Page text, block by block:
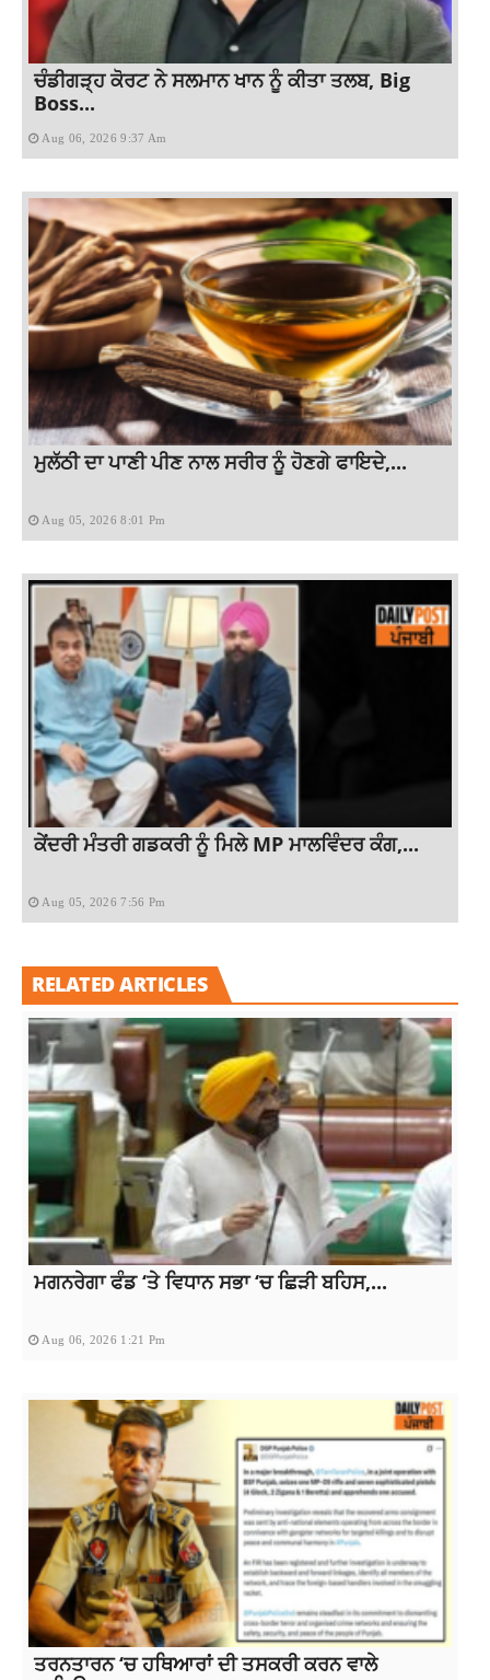
ਚੰਡੀਗੜ੍ਹ ਕੋਰਟ ਨੇ ਸਲਮਾਨ ਖਾਨ ਨੂੰ ਕੀਤਾ ਤਲਬ, Big
Boss...
Aug 06, 2026 9:37 Am
ਮੁਲੱਠੀ ਦਾ ਪਾਣੀ ਪੀਣ ਨਾਲ ਸਰੀਰ ਨੂੰ ਹੋਣਗੇ ਫਾਇਦੇ,...
Aug 05, 2026 8:01 Pm
ਕੇਂਦਰੀ ਮੰਤਰੀ ਗਡਕਰੀ ਨੂੰ ਮਿਲੇ MP ਮਾਲਵਿੰਦਰ ਕੰਗ,...
Aug 05, 2026 7:56 Pm
RELATED ARTICLES
ਮਗਨਰੇਗਾ ਫੰਡ ‘ਤੇ ਵਿਧਾਨ ਸਭਾ ‘ਚ ਛਿੜੀ ਬਹਿਸ,...
Aug 06, 2026 1:21 Pm
ਤਰਨਤਾਰਨ ‘ਚ ਹਥਿਆਰਾਂ ਦੀ ਤਸਕਰੀ ਕਰਨ ਵਾਲੇ